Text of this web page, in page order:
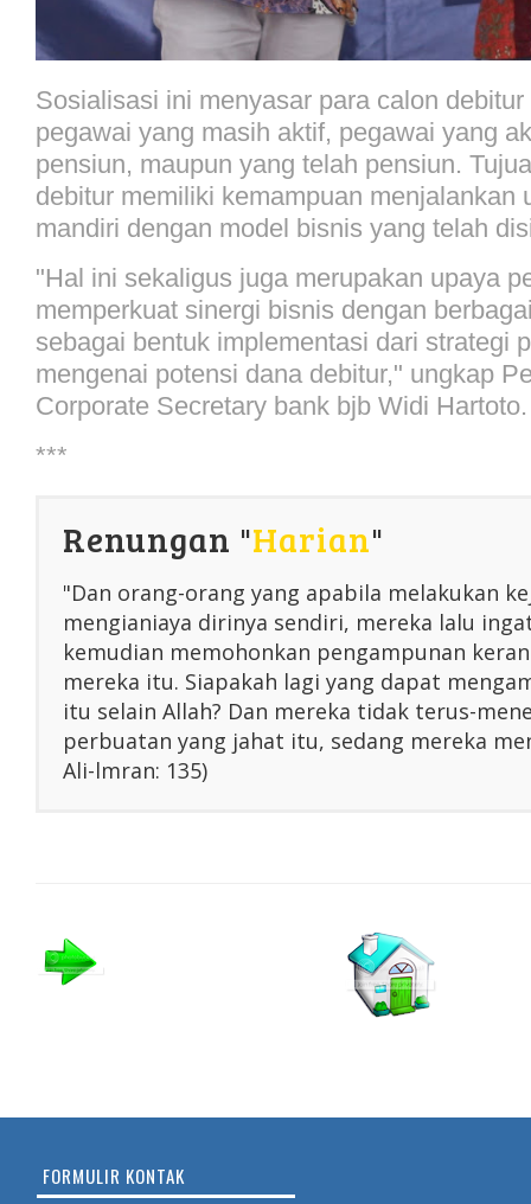
Sosialisasi ini menyasar para calon
pegawai yang masih aktif, pegawai yang
pensiun, maupun yang telah pensiun.
debitur memiliki kemampuan menjalankan
mandiri dengan model bisnis yang telah
"Hal ini sekaligus juga merupakan upaya
memperkuat sinergi bisnis dengan
sebagai bentuk implementasi dari strategi
mengenai potensi dana debitur," ungkap
Corporate Secretary bank bjb Widi Hartoto.
***
Renungan "Harian"
"Dan orang-orang yang apabila melakukan
mengianiaya dirinya sendiri, mereka lalu
kemudian memohonkan pengampunan
mereka itu. Siapakah lagi yang dapat
itu selain Allah? Dan mereka tidak terus-
perbuatan yang jahat itu, sedang mereka
Ali-lmran: 135)
FORMULIR KONTAK